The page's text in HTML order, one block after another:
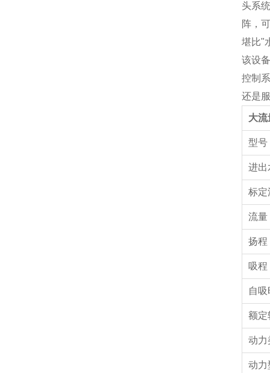
头系
阵，
堪比"
该设
控制
还是
大
型
进出
标定
流量
扬程
吸程
自
额定
动力
动力